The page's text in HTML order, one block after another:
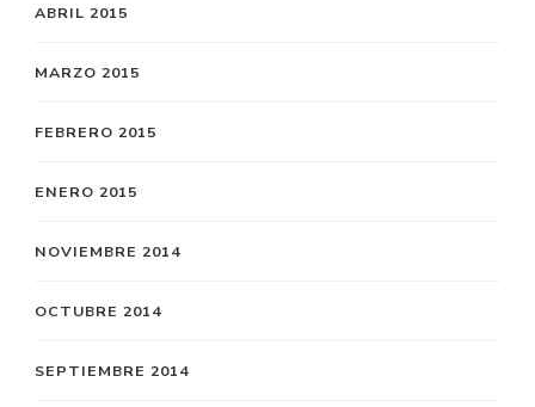
ABRIL 2015
MARZO 2015
FEBRERO 2015
ENERO 2015
NOVIEMBRE 2014
OCTUBRE 2014
SEPTIEMBRE 2014